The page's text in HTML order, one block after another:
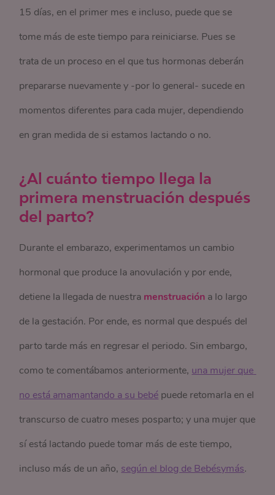
15 días, en el primer mes e incluso, puede que se
tome más de este tiempo para reiniciarse. Pues se
trata de un proceso en el que tus hormonas deberán
prepararse nuevamente y -por lo general- sucede en
momentos diferentes para cada mujer, dependiendo
en gran medida de si estamos lactando o no.
¿Al cuánto tiempo llega la
primera menstruación después
del parto?
Durante el embarazo, experimentamos un cambio
hormonal que produce la anovulación y por ende,
detiene la llegada de nuestra menstruación a lo largo
de la gestación. Por ende, es normal que después del
parto tarde más en regresar el periodo. Sin embargo,
como te comentábamos anteriormente, una mujer que
no está amamantando a su bebé puede retomarla en el
transcurso de cuatro meses posparto; y una mujer que
sí está lactando puede tomar más de este tiempo,
incluso más de un año, según el blog de Bebésymás.